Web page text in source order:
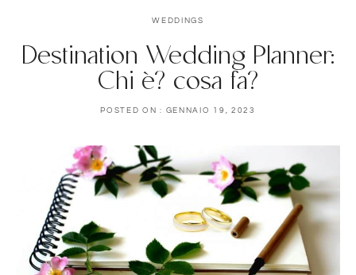
WEDDINGS
Destination Wedding Planner:
Chi è? cosa fa?
POSTED ON : GENNAIO 19, 2023